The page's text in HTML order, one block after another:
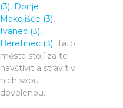
(3), Donje
Makojišće (3),
Ivanec (3),
Beretinec (3). Tato
města stojí za to
navštívit a strávit v
nich svou
dovolenou.